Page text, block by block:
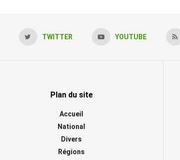
TWITTER YOUTUBE
Plan du site
Accueil
National
Divers
Régions